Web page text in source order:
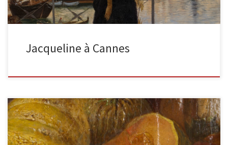
Jacqueline à Cannes